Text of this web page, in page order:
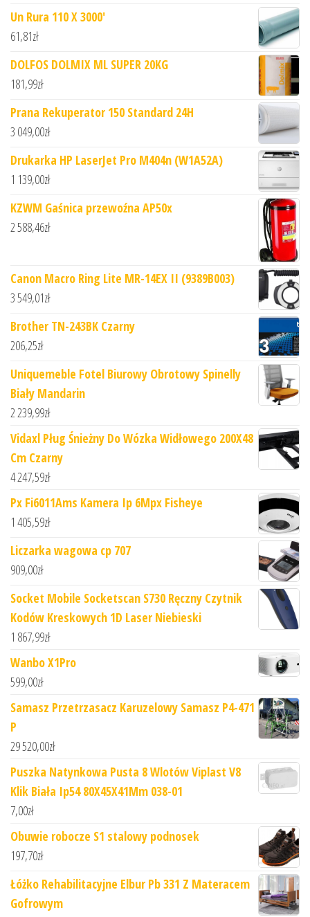
Un Rura 110 X 3000'
61,81zł
DOLFOS DOLMIX ML SUPER 20KG
181,99zł
Prana Rekuperator 150 Standard 24H
3 049,00zł
Drukarka HP LaserJet Pro M404n (W1A52A)
1 139,00zł
KZWM Gaśnica przewoźna AP50x
2 588,46zł
Canon Macro Ring Lite MR-14EX II (9389B003)
3 549,01zł
Brother TN-243BK Czarny
206,25zł
Uniquemeble Fotel Biurowy Obrotowy Spinelly
Biały Mandarin
2 239,99zł
Vidaxl Pług Śnieżny Do Wózka Widłowego 200X48
Cm Czarny
4 247,59zł
Px Fi6011Ams Kamera Ip 6Mpx Fisheye
1 405,59zł
Liczarka wagowa cp 707
909,00zł
Socket Mobile Socketscan S730 Ręczny Czytnik
Kodów Kreskowych 1D Laser Niebieski
1 867,99zł
Wanbo X1Pro
599,00zł
Samasz Przetrzasacz Karuzelowy Samasz P4-471
P
29 520,00zł
Puszka Natynkowa Pusta 8 Wlotów Viplast V8
Klik Biała Ip54 80X45X41Mm 038-01
7,00zł
Obuwie robocze S1 stalowy podnosek
197,70zł
Łóżko Rehabilitacyjne Elbur Pb 331 Z Materacem
Gofrowym